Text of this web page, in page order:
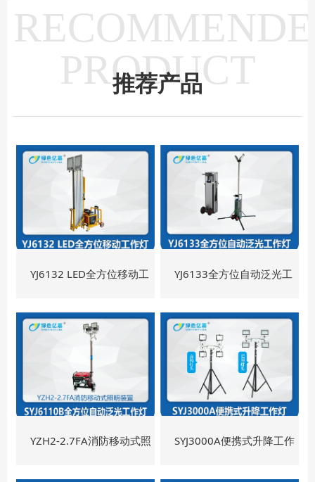
PRODUCT
推荐产品
YJ6132 LED全方位移动工
作灯
YJ6133全方位自动泛光工
作灯
YZH2-2.7FA消防移动式照 SYJ3000A便携式升降工作